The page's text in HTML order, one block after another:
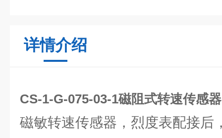
详情介绍
CS-1-G-075-03-1磁阻式转速传感器
磁敏转速传感器，烈度表配接后